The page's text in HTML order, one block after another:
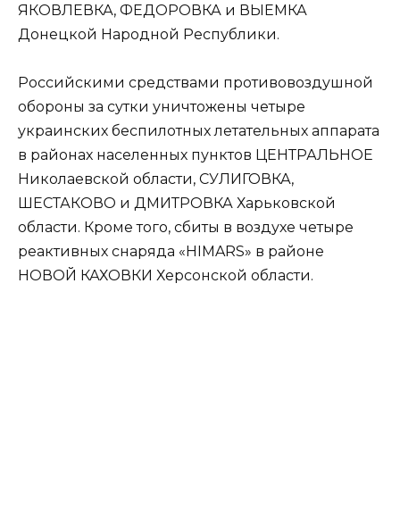
ЯКОВЛЕВКА, ФЕДОРОВКА и ВЫЕМКА
Донецкой Народной Республики.
Российскими средствами противовоздушной
обороны за сутки уничтожены четыре
украинских беспилотных летательных аппарата
в районах населенных пунктов ЦЕНТРАЛЬНОЕ
Николаевской области, СУЛИГОВКА,
ШЕСТАКОВО и ДМИТРОВКА Харьковской
области. Кроме того, сбиты в воздухе четыре
реактивных снаряда «HIMARS» в районе
НОВОЙ КАХОВКИ Херсонской области.